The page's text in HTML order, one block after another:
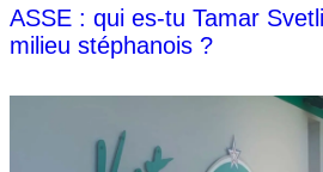
ASSE : qui es-tu Tamar
milieu stéphanois ?